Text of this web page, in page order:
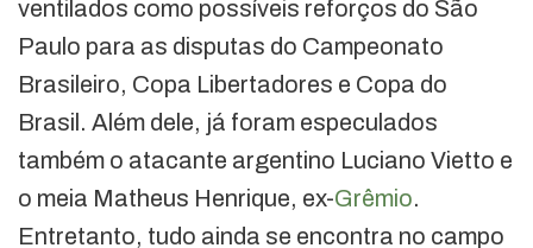
ventilados como possíveis reforços do São
Paulo para as disputas do Campeonato
Brasileiro, Copa Libertadores e Copa do
Brasil. Além dele, já foram especulados
também o atacante argentino Luciano Vietto e
o meia Matheus Henrique, ex-Grêmio.
Entretanto, tudo ainda se encontra no campo